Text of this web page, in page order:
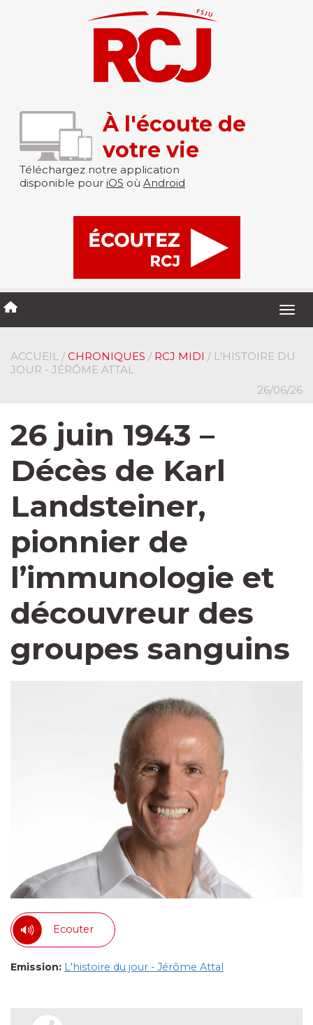
À l'écoute de
votre vie
Téléchargez notre application
disponible pour iOS où Android
ACCUEIL / CHRONIQUES / RCJ MIDI / L'HISTOIRE DU
JOUR - JÉRÔME ATTAL
26/06/26
26 juin 1943 –
Décès de Karl
Landsteiner,
pionnier de
l’immunologie et
découvreur des
groupes sanguins
Ecouter
Emission: L'histoire du jour - Jérôme Attal